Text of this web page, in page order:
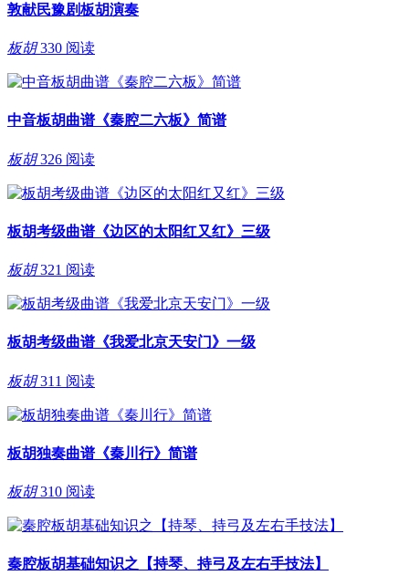
敦献民豫剧板胡演奏
板胡 330 阅读
中音板胡曲谱《秦腔二六板》简谱
板胡 326 阅读
板胡考级曲谱《边区的太阳红又红》三级
板胡 321 阅读
板胡考级曲谱《我爱北京天安门》一级
板胡 311 阅读
板胡独奏曲谱《秦川行》简谱
板胡 310 阅读
秦腔板胡基础知识之【持琴、持弓及左右手技法】